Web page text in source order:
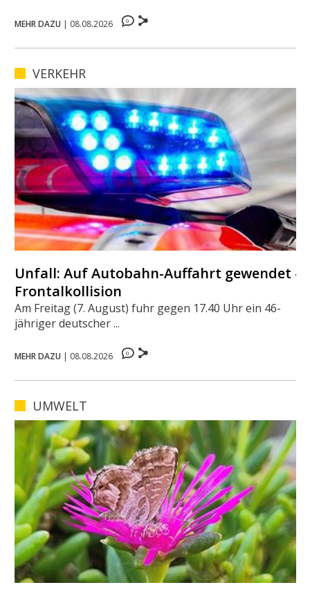
MEHR DAZU | 08.08.2026 0
VERKEHR
Unfall: Auf Autobahn-Auffahrt gewendet -
Frontalkollision
Am Freitag (7. August) fuhr gegen 17.40 Uhr ein 46-
jähriger deutscher ...
MEHR DAZU | 08.08.2026 0
UMWELT